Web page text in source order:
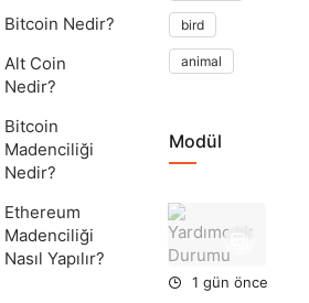
Bitcoin Nedir?
Alt Coin
Nedir?
Bitcoin
Madenciliği
Nedir?
Ethereum
Madenciliği
Nasıl Yapılır?
bird
animal
Modül
1 gün önce